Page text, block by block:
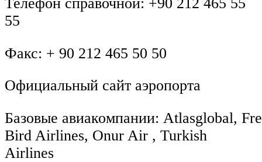
55
Факс: + 90 212 465 50 50
Официальный cайт аэропорта
Базовые авиакомпании: Atlasglobal,
Bird Airlines, Onur Air , Turkish
Airlines